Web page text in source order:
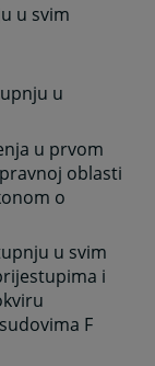
u svim
u
u prvom
oblasti
o
u svim
i
F